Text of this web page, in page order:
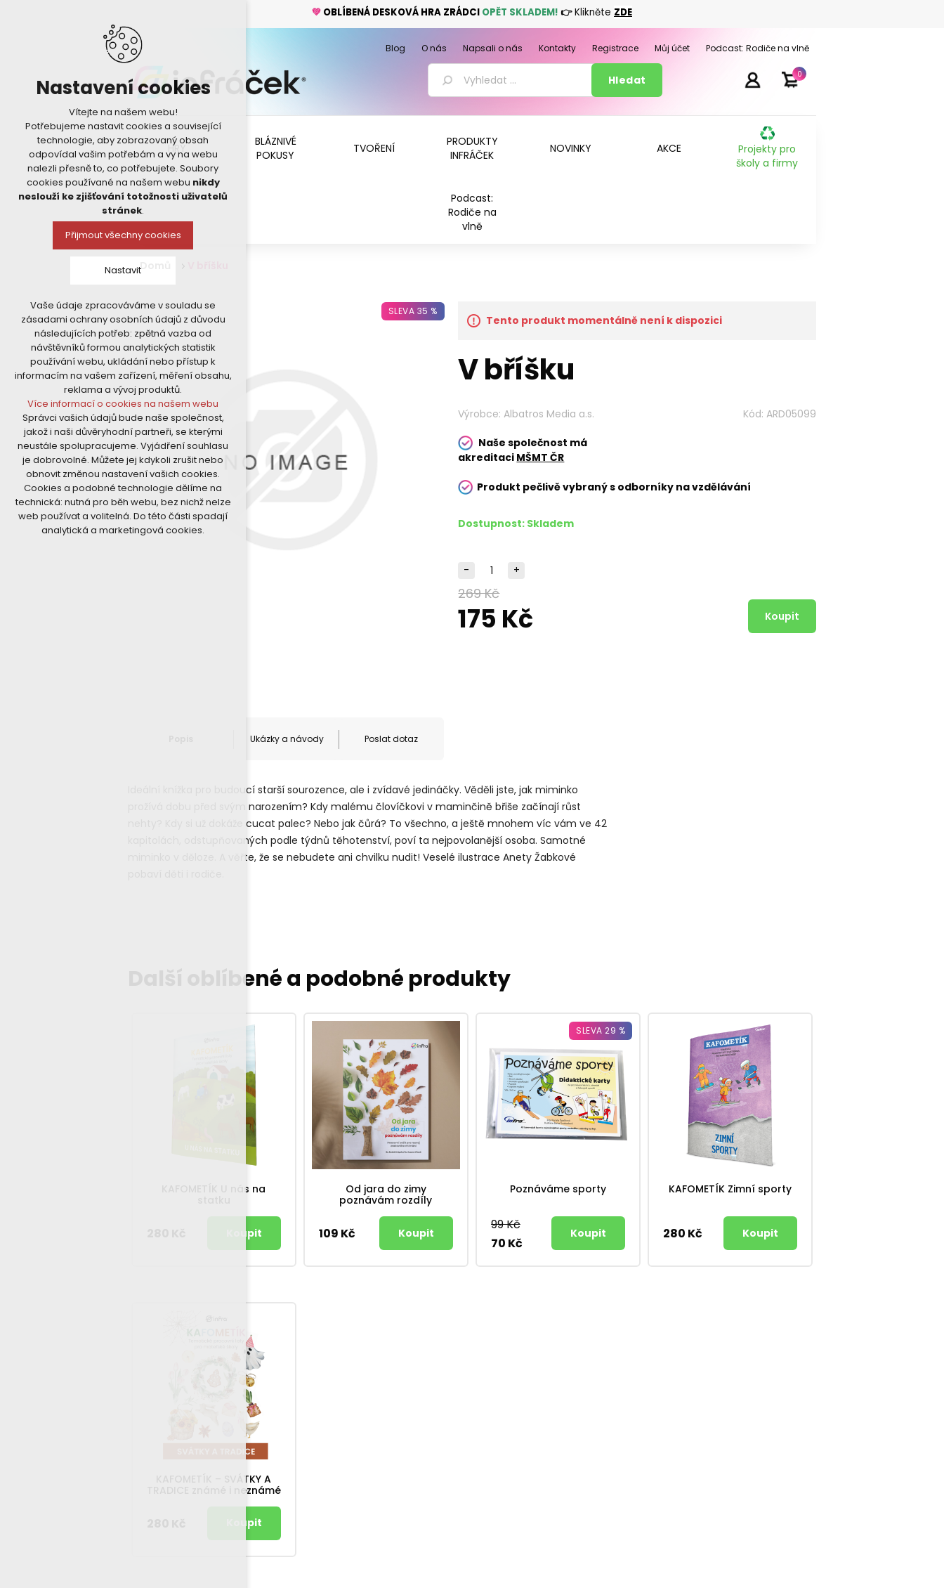
💚 OBLÍBENÁ DESKOVÁ HRA ZRÁDCI OPĚT SKLADEM! 👉Klikněte ZDE
Nastavení cookies
Vítejte na našem webu!
Potřebujeme nastavit cookies a související
technologie, aby zobrazovaný obsah
odpovídal vašim potřebám a vy na webu
nalezli přesně to, co potřebujete. Soubory
cookies používané na našem webu nikdy
neslouží ke zjišťování totožnosti uživatelů
stránek.
Přijmout všechny cookies
Nastavit
Technická cookies
nutná pro provozování webu
udržení kontextu stránek (session):
případná přihlášení, volby jazyka, apod.
Volitelná cookies
analytická pro anonymizované
vyhodnocení návštěvnosti
marketingová cookies (Google)
Více informací o cookies na našem webu
Přijmout všechny cookies
Odmítnout vše
Vaše údaje zpracováváme v souladu se
zásadami ochrany osobních údajů z důvodu
následujících potřeb: zpětná vazba od
návštěvníků formou analytických statistik
používání webu, ukládání nebo přístup k
informacím na vašem zařízení, měření obsahu,
reklama a vývoj produktů.
Více informací o cookies na našem webu
Správci vašich údajů bude naše společnost,
jakož i naši důvěryhodní partneři, se kterými
neustále spolupracujeme. Vyjádření souhlasu
je dobrovolné. Můžete jej kdykoli zrušit nebo
obnovit změnou nastavení vašich cookies.
Cookies a podobné technologie dělíme na
technická: nutná pro běh webu, bez nichž nelze
web používat a volitelná. Do této části spadají
analytická a marketingová cookies.
0
HRY
BLÁZNIVÉ
POKUSY
TVOŘENÍ
PRODUKTY
INFRÁČEK
NOVINKY AKCE
Projekty pro
školy a firmy
Podcast:
Rodiče na
vlně
Blog O nás Napsali o nás Kontakty Registrace Můj účet Podcast: Rodiče na vlně
Domů
SLEVA 35 %
Tento produkt momentálně není k dispozici
V bříšku
Výrobce: Albatros Media a.s. Kód: ARD05099
Naše společnost má
akreditaci MŠMT ČR
Produkt pečlivě vybraný s odborníky na vzdělávání
Dostupnost: Skladem
269 Kč
175 Kč
- +
Ukázky a návody Poslat dotaz
Ideální knížka pro budoucí starší sourozence, ale i zvídavé jedináčky. Věděli jste, jak miminko
prožívá dobu před svým narozením? Kdy malému človíčkovi v maminčině břiše začínají růst
nehty? Kdy si už dokáže cucat palec? Nebo jak čůrá? To všechno, a ještě mnohem víc vám ve 42
kapitolách, odstupňovaných podle týdnů těhotenství, poví ta nejpovolanější osoba. Samotné
miminko v děloze. A věřte, že se nebudete ani chvilku nudit! Veselé ilustrace Anety Žabkové
Další oblíbené a podobné produkty
KAFOMETÍK U nás na
Od jara do zimy
poznávám rozdíly
109 Kč
SLEVA 29 %
Poznáváme sporty
99 Kč
70 Kč
KAFOMETÍK Zimní sporty
280 Kč
KAFOMETÍK – SVÁTKY A
TRADICE známé i neznámé